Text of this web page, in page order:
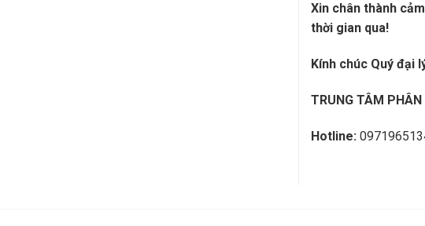
Xin chân thành
thời gian qua!
Kính chúc Quý đại
TRUNG TÂM
Hotline: